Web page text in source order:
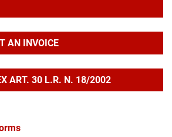
AN INVOICE
ART. 30 L.R. N. 18/2002